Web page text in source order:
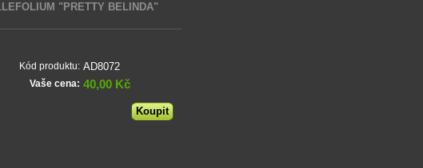
"PRETTY BELINDA"
Kód produktu: AD8072
Vaše cena: 40,00 Kč